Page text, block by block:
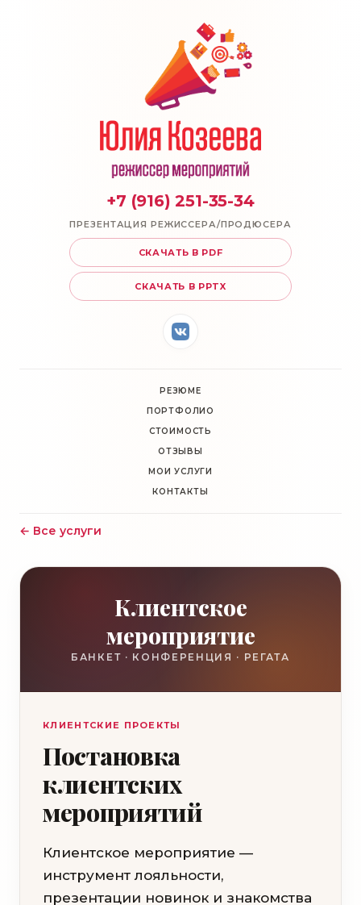
+7 (916) 251-35-34
ПРЕЗЕНТАЦИЯ РЕЖИССЕРА/ПРОДЮСЕРА
СКАЧАТЬ В PDF
СКАЧАТЬ В PPTX
РЕЗЮМЕ
ПОРТФОЛИО
СТОИМОСТЬ
ОТЗЫВЫ
МОИ УСЛУГИ
КОНТАКТЫ
← Все услуги
КЛИЕНТСКИЕ ПРОЕКТЫ
Постановка
клиентских
мероприятий
Клиентское мероприятие —
инструмент лояльности,
презентации новинок и знакомства
Клиентское
мероприятие
БАНКЕТ · КОНФЕРЕНЦИЯ · РЕГАТА